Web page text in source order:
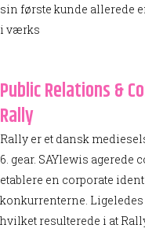
sin første kunde allerede
i værks
Public Relations &
Rally
Rally er et dansk
6. gear. SAYlewis
etablere en corporate
konkurrenterne. Ligeledes
hvilket resulterede i at